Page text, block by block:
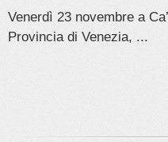
Venerdì 23 novembre a
Provincia di Venezia, ...